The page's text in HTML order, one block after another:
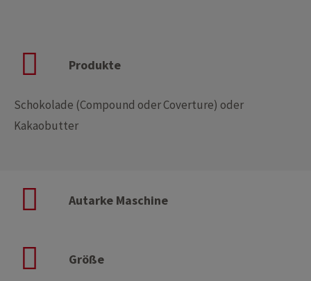
Produkte
Schokolade (Compound oder Coverture) oder
Kakaobutter
Autarke Maschine
Größe